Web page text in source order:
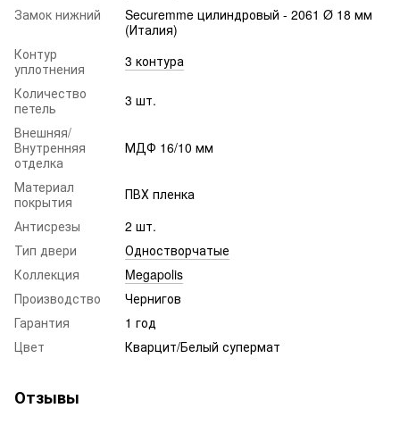
Замок нижний
Securemme цилиндровый - 2061 Ø 18 мм
(Италия)
Контур
уплотнения
3 контура
Количество
петель
3 шт.
Внешняя/
Внутренняя
отделка
МДФ 16/10 мм
Материал
покрытия
ПВХ пленка
Антисрезы
2 шт.
Тип двери
Одностворчатые
Коллекция
Megapolis
Производство
Чернигов
Гарантия
1 год
Цвет
Кварцит/Белый супермат
Отзывы